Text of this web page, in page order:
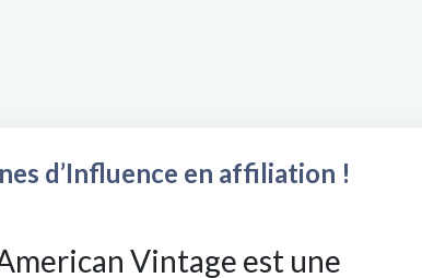
d’Influence en affiliation !
Vintage est une